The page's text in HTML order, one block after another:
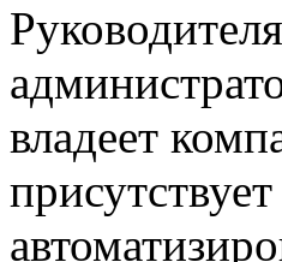
владеет